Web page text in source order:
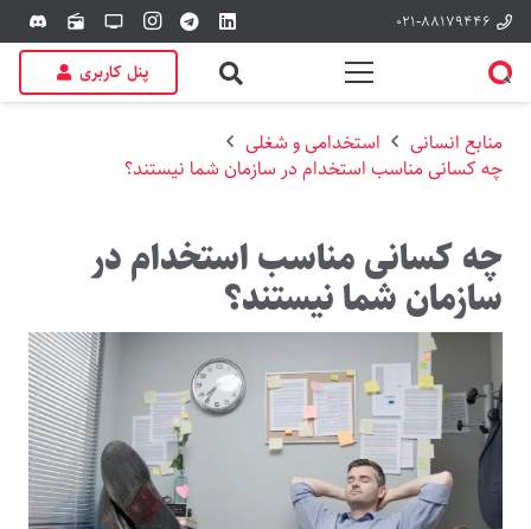
۰۲۱-۸۸۱۷۹۴۴۶ tv
radio
discord
پنل کاربری
منابع انسانی
استخدامی و شغلی
چه کسانی مناسب استخدام در سازمان شما نیستند؟
چه کسانی مناسب استخدام در
سازمان شما نیستند؟